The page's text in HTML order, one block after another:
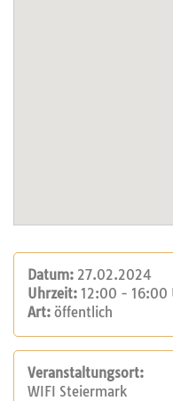
Datum: 27.02.2024
Uhrzeit: 12:00 - 16:00
Art: öffentlich
Veranstaltungsort:
WIFI Steiermark